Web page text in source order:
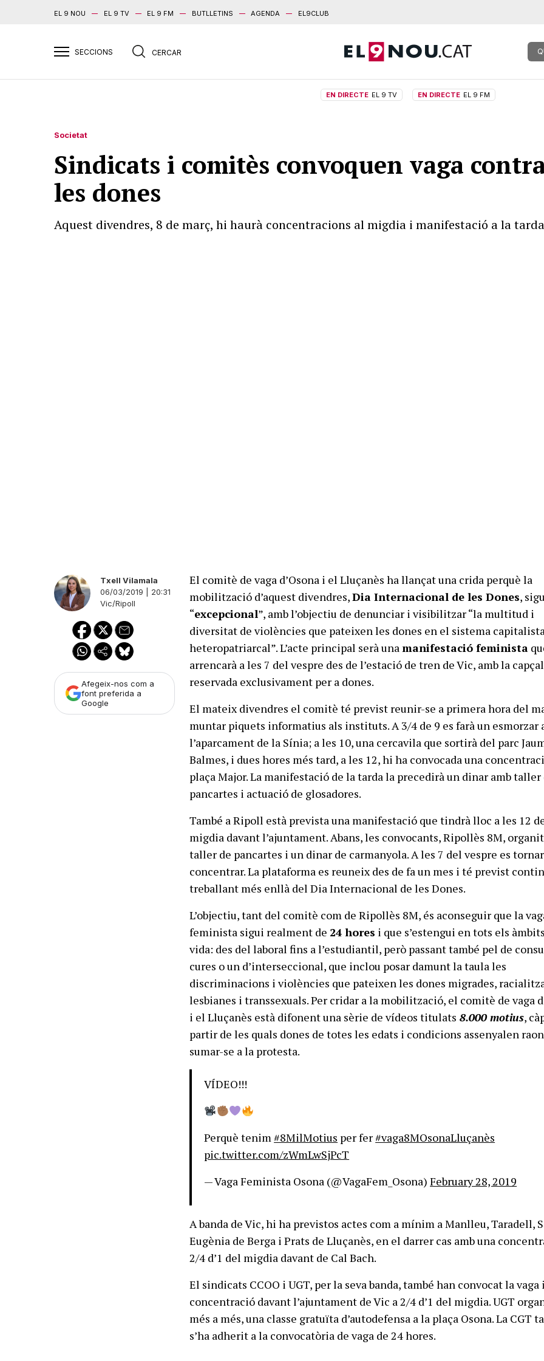
EL 9 NOU EL 9 TV EL 9 FM BUTLLETINS AGENDA EL9CLUB
EN DIRECTE EL 9 TV EN DIRECTE EL 9 FM
Societat
Sindicats i comitès convoquen vaga
les dones
Aquest divendres, 8 de març, hi haurà concentracions al migdia i manifestació a la
Txell Vilamala
06/03/2019 | 20:31
Vic/Ripoll
Afegeix-nos com a
font preferida a
Google
El comitè de vaga d’Osona i el Lluçanès ha llançat una crida perquè la
mobilització d’aquest divendres,Dia Internacional de les Dones,
“excepcional”, amb l’objectiu de denunciar i visibilitzar “la multitud i
diversitat de violències que pateixen les dones en el sistema
heteropatriarcal”. L’acte principal serà unamanifestació feminista
arrencarà a les 7 del vespre des de l’estació de tren de Vic, amb la
reservada exclusivament per a dones.
El mateix divendres el comitè té previst reunir-se a primera hora del
muntar piquets informatius als instituts. A 3/4 de 9 es farà un esmorzar
l’aparcament de la Sínia; a les 10, una cercavila que sortirà del parc
Balmes, i dues hores més tard, a les 12, hi ha convocada una
plaça Major. La manifestació de la tarda la precedirà un dinar amb taller
pancartes i actuació de glosadores.
També a Ripoll està prevista una manifestació que tindrà lloc a les 12
migdia davant l’ajuntament. Abans, les convocants, Ripollès 8M,
taller de pancartes i un dinar de carmanyola. A les 7 del vespre es
concentrar. La plataforma es reuneix des de fa un mes i té previst
treballant més enllà del Dia Internacional de les Dones.
L’objectiu, tant del comitè com de Ripollès 8M, és aconseguir que la
feminista sigui realment de 24 hores i que s’estengui en tots els
vida: des del laboral fins a l’estudiantil, però passant també pel de
cures o un d’interseccional, que inclou posar damunt la taula les
discriminacions i violències que pateixen les dones migrades,
lesbianes i transsexuals. Per cridar a la mobilització, el comitè de vaga
i el Lluçanès està difonent una sèrie de vídeos titulats 8.000 motius,
partir de les quals dones de totes les edats i condicions assenyalen
sumar-se a la protesta.
VÍDEO!!!
Perquè tenim#8MilMotius per fer#vaga8MOsonaLluçanès
pic.twitter.com/zWmLwSjPcT
— Vaga Feminista Osona (@VagaFem_Osona)February 28, 2019
A banda de Vic, hi ha previstos actes com a mínim a Manlleu, Taradell,
Eugènia de Berga i Prats de Lluçanès, en el darrer cas amb una
2/4 d’1 del migdia davant de Cal Bach.
El sindicats CCOO i UGT, per la seva banda, també han convocat la vaga
concentració davant l’ajuntament de Vic a 2/4 d’1 del migdia. UGT
més a més, una classe gratuïta d’autodefensa a la plaça Osona. La CGT
s’ha adherit a la convocatòria de vaga de 24 hores.